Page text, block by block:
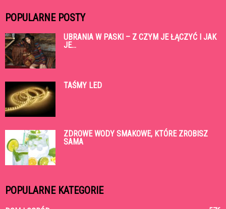
POPULARNE POSTY
UBRANIA W PASKI – Z CZYM JE ŁĄCZYĆ I JAK
JE...
TAŚMY LED
ZDROWE WODY SMAKOWE, KTÓRE ZROBISZ
SAMA
POPULARNE KATEGORIE